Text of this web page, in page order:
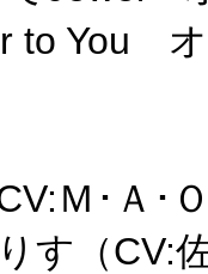
to You オ
Ｍ･Ａ･
す（CV: